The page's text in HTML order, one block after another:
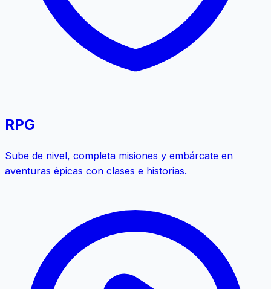
RPG
Sube de nivel, completa misiones y embárcate en
aventuras épicas con clases e historias.